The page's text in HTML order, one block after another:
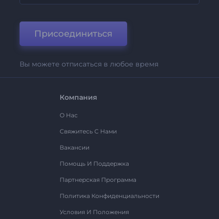
Присоединиться
Вы можете отписаться в любое время
Компания
О Нас
Свяжитесь С Нами
Вакансии
Помощь И Поддержка
Партнерская Программа
Политика Конфиденциальности
Условия И Положения